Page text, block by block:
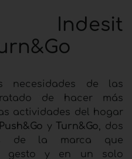
Indesit
necesidades de las
de hacer más
actividades del hogar
Push&Go y Turn&Go, dos
de la marca que
gesto y en un solo